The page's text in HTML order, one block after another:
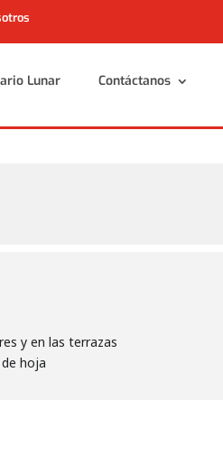
Lunar Contáctanos
Lunar Contáctanos
y en las terrazas
hoja